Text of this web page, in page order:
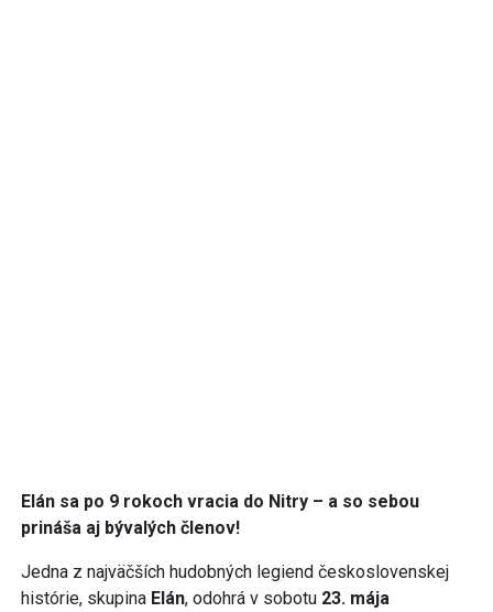
Elán sa po 9 rokoch vracia do Nitry – a so sebou
prináša aj bývalých členov!
Jedna z najväčších hudobných legiend československej
histórie, skupina Elán, odohrá v sobotu 23. mája